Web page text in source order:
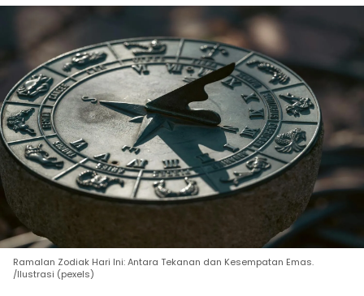
Ramalan Zodiak Hari Ini: Antara Tekanan dan Kesempatan Emas.
/Ilustrasi (pexels)